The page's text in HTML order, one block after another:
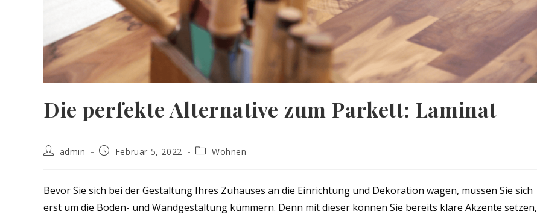
Die perfekte Alternative zum Parkett: Laminat
Beitrags-
admin
BeitragFebruar 5, 2022
Beitrags-
Wohnen
Bevor Sie sich bei der Gestaltung Ihres Zuhauses an die Einrichtung und Dekoration wagen, müssen Sie sich
erst um die Boden- und Wandgestaltung kümmern. Denn mit dieser können Sie bereits klare Akzente setzen,